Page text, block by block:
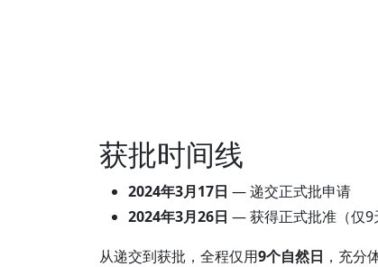
获批时间线
2024年3月17日 — 递交正式批申请
2024年3月26日 — 获得正式批准（仅9
从递交到获批，全程仅用9个自然日 ，充分